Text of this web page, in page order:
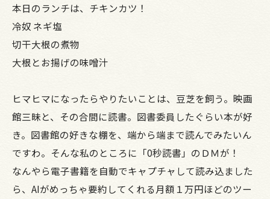
本日のランチは、チキンカツ！
冷奴 ネギ塩
切干大根の煮物
大根とお揚げの味噌汁
ヒマヒマになったらやりたいことは、豆芝を飼う。映画
館三昧と、その合間に読書。図書委員したぐらい本が好
き。図書館の好きな棚を、端から端まで読んでみたいん
ですわ。そんな私のところに「0秒読書」のＤＭが！
なんやら電子書籍を自動でキャプチャして読み込ました
ら、AIがめっちゃ要約してくれる月額１万円ほどのツー